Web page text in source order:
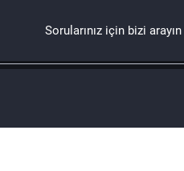
Sorularınız için bizi arayın